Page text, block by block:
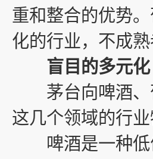
重和整合的优势
化的行业，不成熟
盲目的多元化
茅台向啤酒、
这几个领域的行
啤酒是一种低